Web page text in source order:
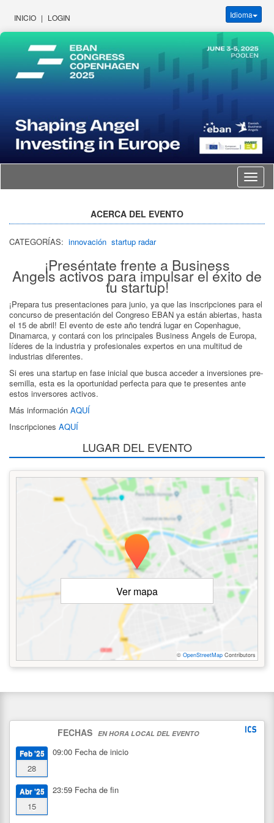
INICIO | LOGIN Idioma
Idioma
ACERCA DEL EVENTO
CATEGORÍAS: innovación startup radar
¡Preséntate frente a Business
Angels activos para impulsar el éxito de
tu startup!
¡Prepara tus presentaciones para junio, ya que las inscripciones para el
concurso de presentación del Congreso EBAN ya están abiertas, hasta
el 15 de abril! El evento de este año tendrá lugar en Copenhague,
Dinamarca, y contará con los principales Business Angels de Europa,
líderes de la industria y profesionales expertos en una multitud de
industrias diferentes.
Si eres una startup en fase inicial que busca acceder a inversiones pre-
semilla, esta es la oportunidad perfecta para que te presentes ante
estos inversores activos.
Más información AQUÍ
Inscripciones AQUÍ
LUGAR DEL EVENTO
Ver mapa
© OpenStreetMap Contributors
FECHAS EN HORA LOCAL DEL EVENTO
Feb '25
28
09:00 Fecha de inicio
Abr '25
15
23:59 Fecha de fin